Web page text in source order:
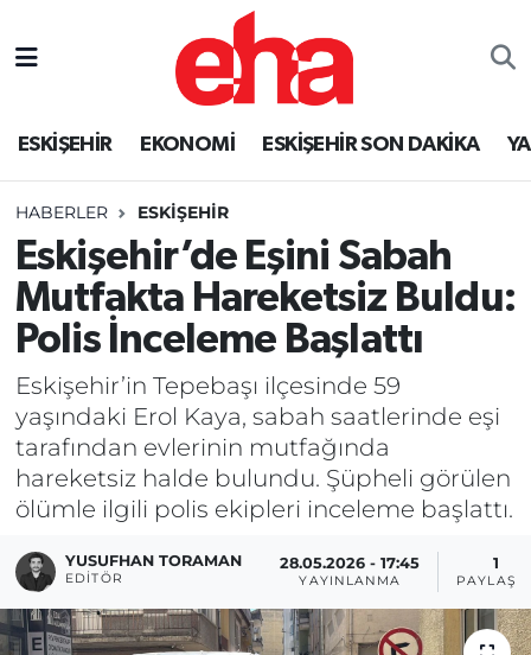
ESKİŞEHİR EKONOMİ ESKİŞEHİR SON DAKİKA
HABERLER ESKİŞEHİR
Eskişehir’de Eşini Sabah
Mutfakta Hareketsiz Buldu:
Polis İnceleme Başlattı
Eskişehir’in Tepebaşı ilçesinde 59
yaşındaki Erol Kaya, sabah saatlerinde eşi
tarafından evlerinin mutfağında
hareketsiz halde bulundu. Şüpheli görülen
ölümle ilgili polis ekipleri inceleme başlattı.
YUSUFHAN TORAMAN
EDITÖR
28.05.2026 - 17:45
YAYINLANMA
1